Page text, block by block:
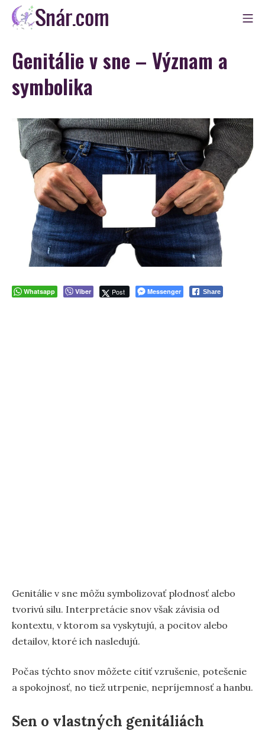
Skip
Snár
Genitálie v sne – Význam a
symbolika
Whatsapp Viber Post Messenger Share
Genitálie v sne môžu symbolizovať plodnosť alebo
tvorivú silu. Interpretácie snov však závisia od
kontextu, v ktorom sa vyskytujú, a pocitov alebo
detailov, ktoré ich nasledujú.
Počas týchto snov môžete cítiť vzrušenie, potešenie
a spokojnosť, no tiež utrpenie, nepríjemnosť a hanbu.
Sen o vlastných genitáliách